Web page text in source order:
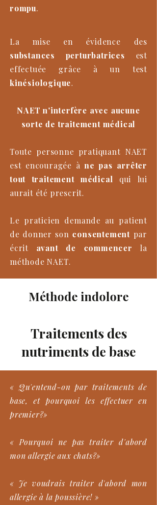
rompu.
La mise en évidence des
substances perturbatrices est
effectuée grâce à un test
kinésiologique.
NAET n'interfère avec aucune
sorte de traitement médical
Toute personne pratiquant NAET
est encouragée àne pas arrêter
tout traitement médical qui lui
aurait été prescrit.
Le praticien demande au patient
de donner son consentement par
écrit avant de commencer la
méthode NAET.
Méthode indolore
Traitements des
nutriments de base
« Qu'entend-on par traitements de
base, et pourquoi les effectuer en
premier?»
« Pourquoi ne pas traiter d'abord
mon allergie aux chats?»
« Je voudrais traiter d'abord mon
allergie à la poussière! »